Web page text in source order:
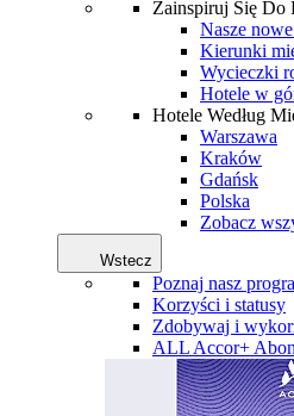
Zainspiruj Się Do
Nasze
Kierunki
Wycieczki
Hotele w
Hotele Według
Warszawa
Kraków
Gdańsk
Polska
Zobacz
Wstecz
Poznaj nasz
Korzyści i statusy
Zdobywaj i
ALL Accor+